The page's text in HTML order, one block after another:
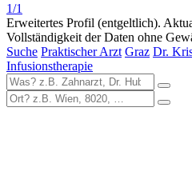
1/1
Erweitertes Profil (entgeltlich).
Vollständigkeit der Daten ohne
Suche Praktischer Arzt Graz Dr.
Infusionstherapie